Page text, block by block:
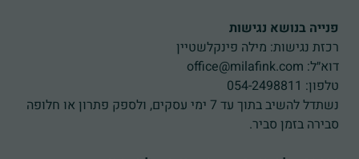
פנייה בנושא נגישות
רכזת נגישות: מילה פינקלשטיין
דוא״ל: office@milafink.com
טלפון: 054-2498811
נשתדל להשיב בתוך עד 7 ימי עסקים, ולספק פתרון או חלופה
סבירה בזמן סביר.